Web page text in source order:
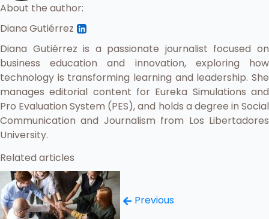
About the author:
Diana Gutiérrez
Diana Gutiérrez is a passionate journalist focused on
business education and innovation, exploring how
technology is transforming learning and leadership. She
manages editorial content for Eureka Simulations and
Pro Evaluation System (PES), and holds a degree in Social
Communication and Journalism from Los Libertadores
University.
Related articles
Previous